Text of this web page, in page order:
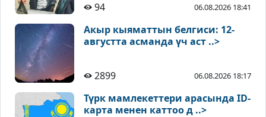
94 06.08.2026 18:41
Акыр кыяматтын белгиси: 12-
августта асманда үч аст ..>
2899 06.08.2026 18:17
Түрк мамлекеттери арасында ID-
карта менен каттоо д ..>